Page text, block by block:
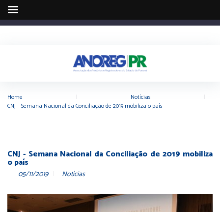
Home Notícias
CNJ – Semana Nacional da Conciliação de 2019 mobiliza o país
CNJ - Semana Nacional da Conciliação de 2019 mobiliza
o país
05/11/2019 Notícias